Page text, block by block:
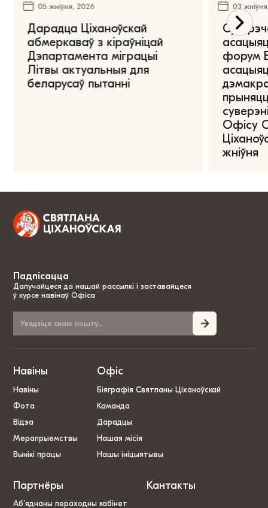
05 жніўня, 2026
Дарадца Ціханоўскай
абмеркаваў з кіраўніцай
Дэпартамента міграцыі
Літвы актуальныя для
беларусаў пытанні
03
форум
Офісу
жніўня
Падпісацца
Далучайцеся да нашай рассылкі і заставайцеся
ў курсе навінаў Офіса
Навіны
Навіны
Фота
Відэа
Мерапрыемствы
Вынікі працы
Офіс
Біяграфія Святланы Ціханоўскай
Каманда
Дарадцы
Нашая місія
Нашы ініцыятывы
Партнёры
Аб’яднаны пераходны кабінет
Кантакты